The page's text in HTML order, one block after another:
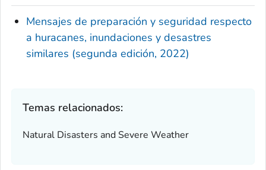
Mensajes de preparación y seguridad respecto
a huracanes, inundaciones y desastres
similares (segunda edición, 2022)
Temas relacionados:
Natural Disasters and Severe Weather